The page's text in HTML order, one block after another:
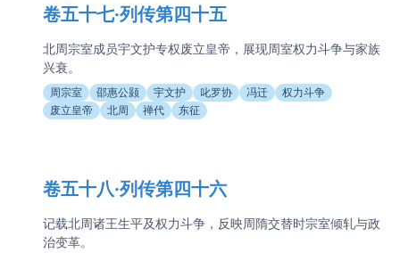
卷五十七·列传第四十五
北周宗室成员宇文护专权废立皇帝，展现周室权力斗争与家族
兴衰。
周宗室 邵惠公颢 宇文护 叱罗协 冯迁
权力斗争
废立皇帝
北周 禅代 东征
卷五十八·列传第四十六
记载北周诸王生平及权力斗争，反映周隋交替时宗室倾轧与政
治变革。